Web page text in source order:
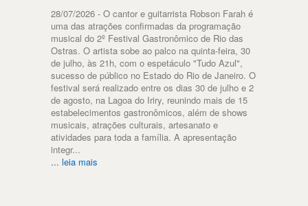
28/07/2026 - O cantor e guitarrista Robson Farah é
uma das atrações confirmadas da programação
musical do 2º Festival Gastronômico de Rio das
Ostras. O artista sobe ao palco na quinta-feira, 30
de julho, às 21h, com o espetáculo "Tudo Azul",
sucesso de público no Estado do Rio de Janeiro. O
festival será realizado entre os dias 30 de julho e 2
de agosto, na Lagoa do Iriry, reunindo mais de 15
estabelecimentos gastronômicos, além de shows
musicais, atrações culturais, artesanato e
atividades para toda a família. A apresentação
integr...
... leia mais